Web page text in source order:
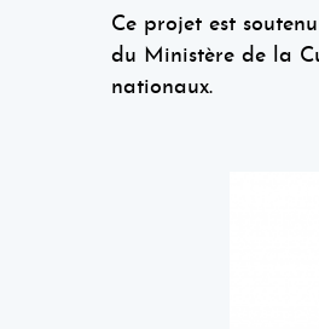
Ce projet est
du Ministère de la
nationaux.